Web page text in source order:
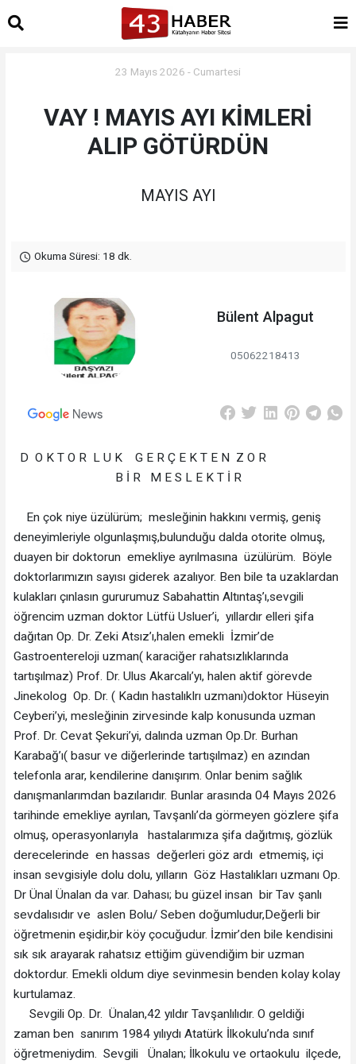
23 Mayıs 2026 - Cumartesi
VAY ! MAYIS AYI KİMLERİ
ALIP GÖTÜRDÜN
MAYIS AYI
Okuma Süresi: 18 dk.
Bülent Alpagut
05062218413
D O K T O R L U K G E R Ç E K T E N Z O R
B İ R M E S L E K T İ R
En çok niye üzülürüm; mesleğinin hakkını vermiş, geniş
deneyimleriyle olgunlaşmış,bulunduğu dalda otorite olmuş,
duayen bir doktorun emekliye ayrılmasına üzülürüm. Böyle
doktorlarımızın sayısı giderek azalıyor. Ben bile ta uzaklardan
kulakları çınlasın gururumuz Sabahattin Altıntaş’ı,sevgili
öğrencim uzman doktor Lütfü Usluer’i, yıllardır elleri şifa
dağıtan Op. Dr. Zeki Atsız’ı,halen emekli İzmir’de
Gastroentereloji uzman( karaciğer rahatsızlıklarında
tartışılmaz) Prof. Dr. Ulus Akarcalı’yı, halen aktif görevde
Jinekolog Op. Dr. ( Kadın hastalıklrı uzmanı)doktor Hüseyin
Ceyberi’yi, mesleğinin zirvesinde kalp konusunda uzman
Prof. Dr. Cevat Şekuri’yi, dalında uzman Op.Dr. Burhan
Karabağ’ı( basur ve diğerlerinde tartışılmaz) en azından
telefonla arar, kendilerine danışırım. Onlar benim sağlık
danışmanlarımdan bazılarıdır. Bunlar arasında 04 Mayıs 2026
tarihinde emekliye ayrılan, Tavşanlı’da görmeyen gözlere şifa
olmuş, operasyonlarıyla hastalarımıza şifa dağıtmış, gözlük
derecelerinde en hassas değerleri göz ardı etmemiş, içi
insan sevgisiyle dolu dolu, yılların Göz Hastalıkları uzmanı Op.
Dr Ünal Ünalan da var. Dahası; bu güzel insan bir Tav şanlı
sevdalısıdır ve aslen Bolu/ Seben doğumludur,Değerli bir
öğretmenin eşidir,bir köy çocuğudur. İzmir’den bile kendisini
sık sık arayarak rahatsız ettiğim güvendiğim bir uzman
doktordur. Emekli oldum diye sevinmesin benden kolay kolay
kurtulamaz.
Sevgili Op. Dr. Ünalan,42 yıldır Tavşanlılıdır. O geldiği
zaman ben sanırım 1984 yılıydı Atatürk İlkokulu’nda sınıf
öğretmeniydim. Sevgili Ünalan; İlkokulu ve ortaokulu ilçede,